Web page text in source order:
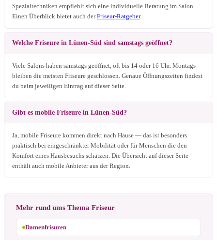
Spezialtechniken empfiehlt sich eine individuelle Beratung im Salon.
Einen Überblick bietet auch derFriseur-Ratgeber.
Welche Friseure in Lünen-Süd sind samstags geöffnet?
Viele Salons haben samstags geöffnet, oft bis 14 oder 16 Uhr. Montags
bleiben die meisten Friseure geschlossen. Genaue Öffnungszeiten findest
du beim jeweiligen Eintrag auf dieser Seite.
Gibt es mobile Friseure in Lünen-Süd?
Ja, mobile Friseure kommen direkt nach Hause — das ist besonders
praktisch bei eingeschränkter Mobilität oder für Menschen die den
Komfort eines Hausbesuchs schätzen. Die Übersicht auf dieser Seite
enthält auch mobile Anbieter aus der Region.
Mehr rund ums Thema Friseur
Damenfrisuren